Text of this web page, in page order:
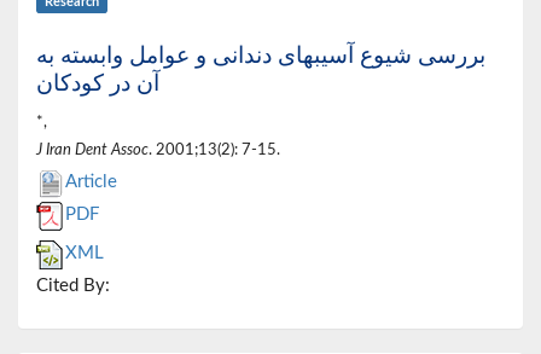
بررسی شیوع آسیبهای دندانی و عوامل وابسته به
آن در کودکان
*,
J Iran Dent Assoc. 2001;13(2): 7-15.
Article
PDF
XML
Cited By: